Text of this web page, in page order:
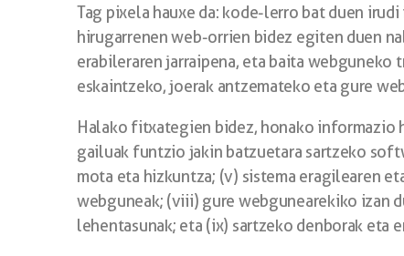
Tag pixela hauxe da: kode-lerro bat duen
hirugarrenen web-orrien bidez egiten duen
erabileraren jarraipena, eta baita
eskaintzeko, joerak antzemateko eta gure
Halako fitxategien bidez, honako informazio
gailuak funtzio jakin batzuetara sartzeko
mota eta hizkuntza; (v) sistema eragilearen
webguneak; (viii) gure webgunearekiko izan
lehentasunak; eta (ix) sartzeko denborak eta